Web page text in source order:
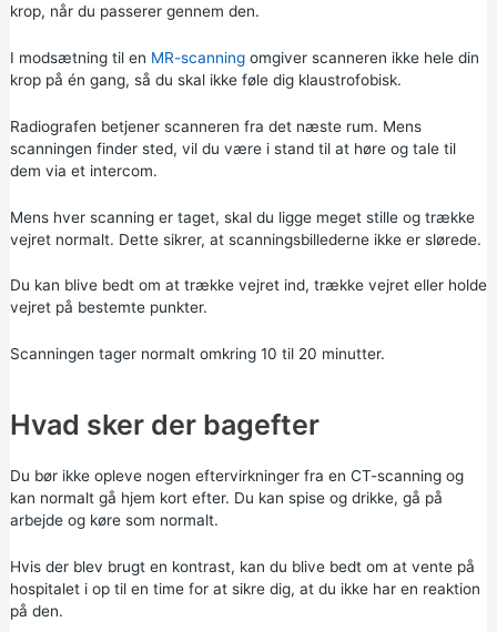
krop, når du passerer gennem den.
I modsætning til en MR-scanningomgiver scanneren ikke hele din
krop på én gang, så du skal ikke føle dig klaustrofobisk.
Radiografen betjener scanneren fra det næste rum. Mens
scanningen finder sted, vil du være i stand til at høre og tale til
dem via et intercom.
Mens hver scanning er taget, skal du ligge meget stille og trække
vejret normalt. Dette sikrer, at scanningsbillederne ikke er slørede.
Du kan blive bedt om at trække vejret ind, trække vejret eller holde
vejret på bestemte punkter.
Scanningen tager normalt omkring 10 til 20 minutter.
Hvad sker der bagefter
Du bør ikke opleve nogen eftervirkninger fra en CT-scanning og
kan normalt gå hjem kort efter. Du kan spise og drikke, gå på
arbejde og køre som normalt.
Hvis der blev brugt en kontrast, kan du blive bedt om at vente på
hospitalet i op til en time for at sikre dig, at du ikke har en reaktion
på den.